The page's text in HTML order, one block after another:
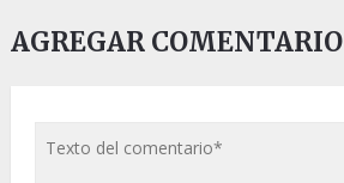
AGREGAR COMENTARIO